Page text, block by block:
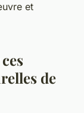
et
de